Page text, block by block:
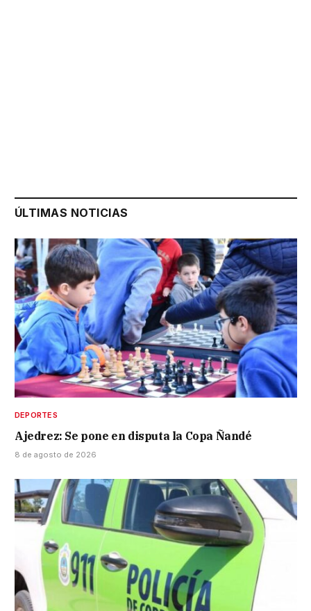
ÚLTIMAS NOTICIAS
DEPORTES
Ajedrez: Se pone en disputa la Copa Ñandé
8 de agosto de 2026